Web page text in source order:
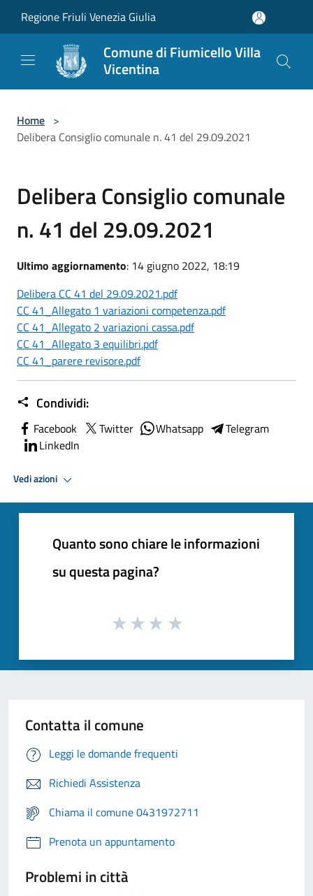
Regione Friuli Venezia Giulia
Comune di Fiumicello Villa
Vicentina
Home >
Delibera Consiglio comunale n. 41 del 29.09.2021
Delibera Consiglio comunale
n. 41 del 29.09.2021
Ultimo aggiornamento: 14 giugno 2022, 18:19
Delibera CC 41 del 29.09.2021.pdf
CC 41_Allegato 1 variazioni competenza.pdf
CC 41_Allegato 2 variazioni cassa.pdf
CC 41_Allegato 3 equilibri.pdf
CC 41_parere revisore.pdf
Condividi:
Facebook Twitter Whatsapp
Telegram
LinkedIn
Vedi azioni
Quanto sono chiare le informazioni
su questa pagina?
Contatta il comune
Leggi le domande frequenti
Richiedi Assistenza
Chiama il comune 0431972711
Prenota un appuntamento
Problemi in città